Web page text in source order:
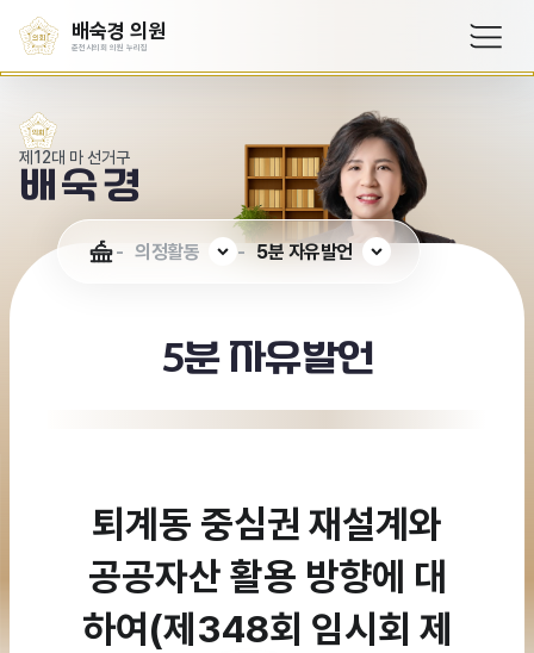
배숙경 의원
춘천시의회 의원 누리집
제12대 마 선거구
배숙경
의정활동 5분 자유발언
5분 자유발언
퇴계동 중심권 재설계와
공공자산 활용 방향에 대
하여(제348회 임시회 제